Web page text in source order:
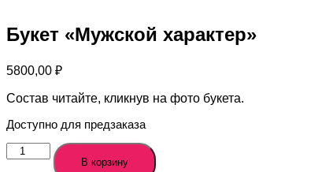
Букет «Мужской характер»
5800,00 ₽
Состав читайте, кликнув на фото букета.
Доступно для предзаказа
Количество
товара
В корзину